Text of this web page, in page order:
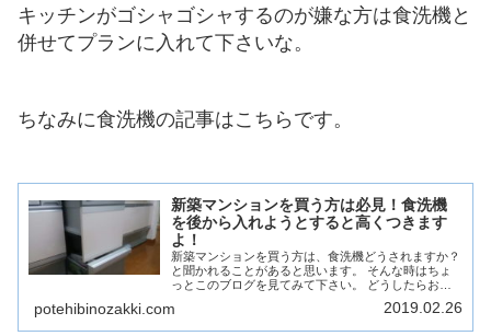
キッチンがゴシャゴシャするのが嫌な方は食洗機と
併せてプランに入れて下さいな。
ちなみに食洗機の記事はこちらです。
新築マンションを買う方は必見！食洗機
を後から入れようとすると高くつきます
よ！
新築マンションを買う方は、食洗機どうされますか？
と聞かれることがあると思います。 そんな時はちょ
っとこのブログを見てみて下さい。 どうしたらお得
potehibinozakki.com 2019.02.26